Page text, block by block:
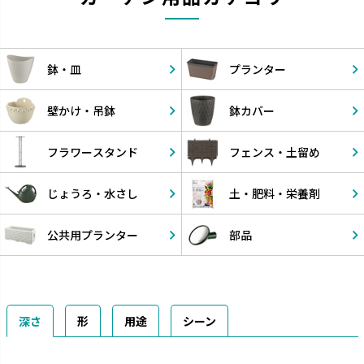
鉢・皿 プランター
壁かけ・ 吊鉢 鉢カバー
フラワースタンド フェンス・ 土留め
じょうろ・ 水さし 土・肥料・ 栄養剤
公共用プランター 部品
深さ 形 用途 シーン